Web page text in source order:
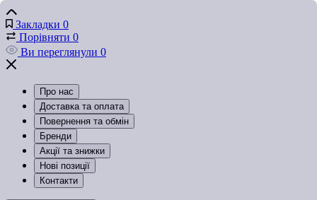
Закладки 0
Порівняти 0
Ви переглянули 0
Про нас
Доставка та оплата
Повернення та обмін
Бренди
Акції та знижки
Нові позиції
Контакти